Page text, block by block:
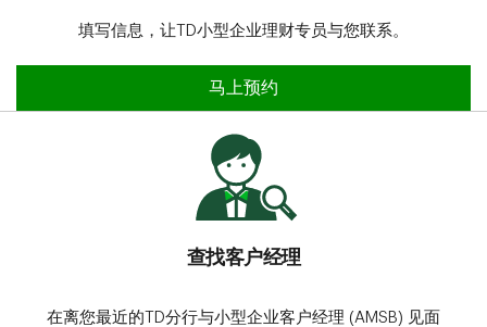
填写信息，让TD小型企业理财专员与您联系。
预约会面时间
马上预约
查找客户经理
在离您最近的TD分行与小型企业客户经理 (AMSB) 见面